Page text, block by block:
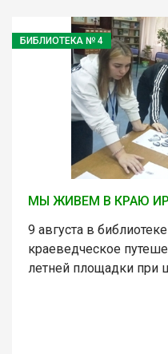
БИБЛИОТЕКА № 4
МЫ ЖИВЕМ В КРАЮ
9 августа в
краеведческое
летней площадки при